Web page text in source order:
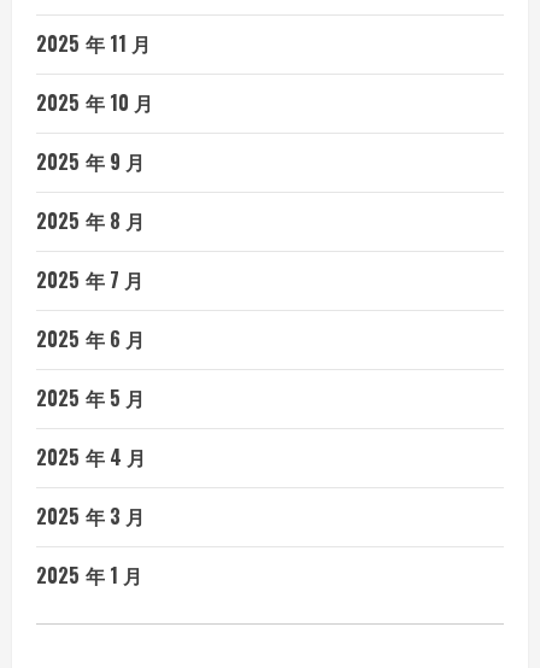
2025 年 11 月
2025 年 10 月
2025 年 9 月
2025 年 8 月
2025 年 7 月
2025 年 6 月
2025 年 5 月
2025 年 4 月
2025 年 3 月
2025 年 1 月